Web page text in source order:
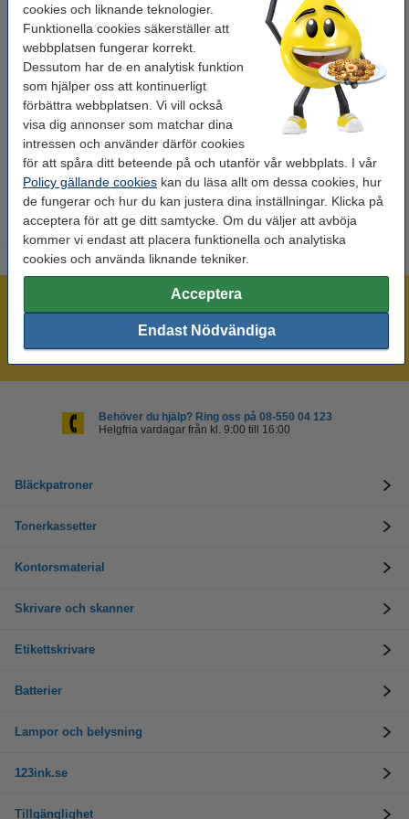
cookies och liknande teknologier.
Funktionella cookies säkerställer att
webbplatsen fungerar korrekt.
Dessutom har de en analytisk funktion
som hjälper oss att kontinuerligt
förbättra webbplatsen. Vi vill också
visa dig annonser som matchar dina
intressen och använder därför cookies
för att spåra ditt beteende på och utanför vår webbplats. I vår
Policy gällande cookies kan du läsa allt om dessa cookies, hur
de fungerar och hur du kan justera dina inställningar. Klicka på
acceptera för att ge ditt samtycke. Om du väljer att avböja
kommer vi endast att placera funktionella och analytiska
cookies och använda liknande tekniker.
Acceptera
Endast Nödvändiga
Pappersvikt: 70 g/m²
Fönster: nej
Antal: 1.000
Vårt artikelnr: 209114
Förslutning: fukthäftande
Beställ innan 16:00 så skickar vi idag!
Alltid låga priser!
Behöver du hjälp? Ring oss på 08-550 04 123
Helgfria vardagar från kl. 9:00 till 16:00
Bläckpatroner
Tonerkassetter
Kontorsmaterial
Skrivare och skanner
Etikettskrivare
Batterier
Lampor och belysning
123ink.se
Tillgänglighet